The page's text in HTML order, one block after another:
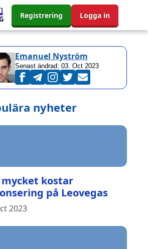
Registrering Logga in
Emanuel Nyström
Senast ändrad: 03. Oct 2023
nyheter
kostar
på Leovegas
2023